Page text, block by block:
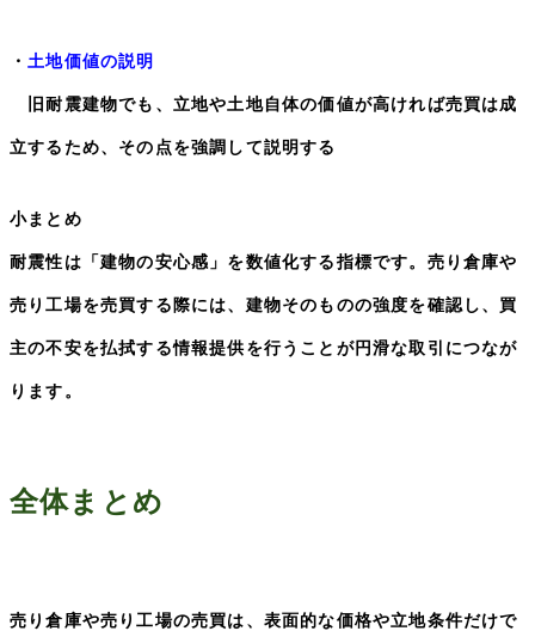
・ 土地価値の説明
旧耐震建物でも、立地や土地自体の価値が高ければ売買は成
立するため、その点を強調して説明する
小まとめ
耐震性は「建物の安心感」を数値化する指標です。売り倉庫や
売り工場を売買する際には、建物そのものの強度を確認し、買
主の不安を払拭する情報提供を行うことが円滑な取引につなが
ります。
全体まとめ
売り倉庫や売り工場の売買は、表面的な価格や立地条件だけで